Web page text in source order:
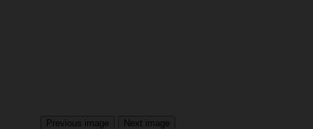
Previous image Next image